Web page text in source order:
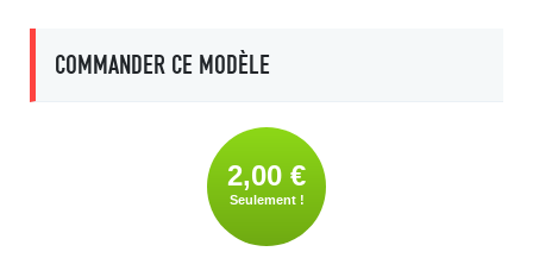
COMMANDER CE MODÈLE
2,00 €
Seulement !